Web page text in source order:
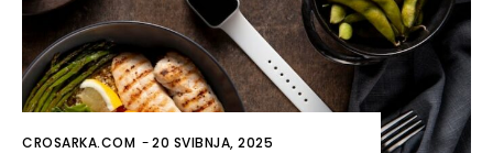
CROSARKA.COM -20 SVIBNJA, 2025